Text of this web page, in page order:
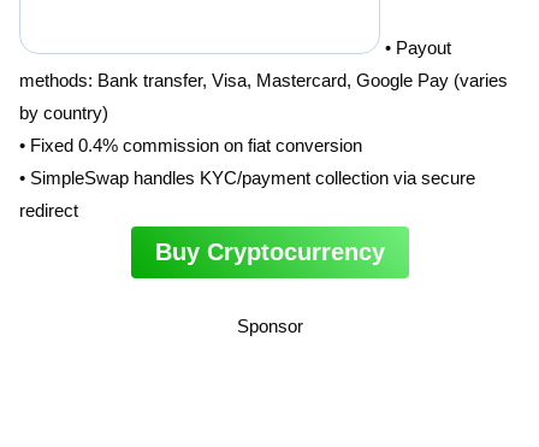
• Payout
methods: Bank transfer, Visa, Mastercard, Google Pay (varies
by country)
• Fixed 0.4% commission on fiat conversion
• SimpleSwap handles KYC/payment collection via secure
redirect
Buy Cryptocurrency
Sponsor